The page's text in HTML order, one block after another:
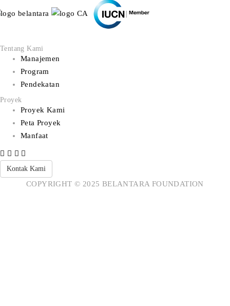
Tentang Kami
Manajemen
Program
Pendekatan
Proyek
Proyek Kami
Peta Proyek
Manfaat
Kontak Kami
COPYRIGHT © 2025 BELANTARA FOUNDATION